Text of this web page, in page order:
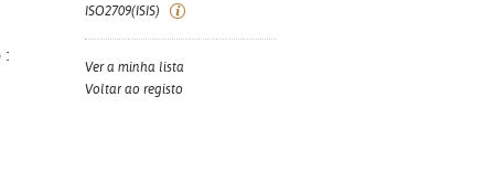
:
ISO2709(ISIS)
Ver a minha lista
Voltar ao registo